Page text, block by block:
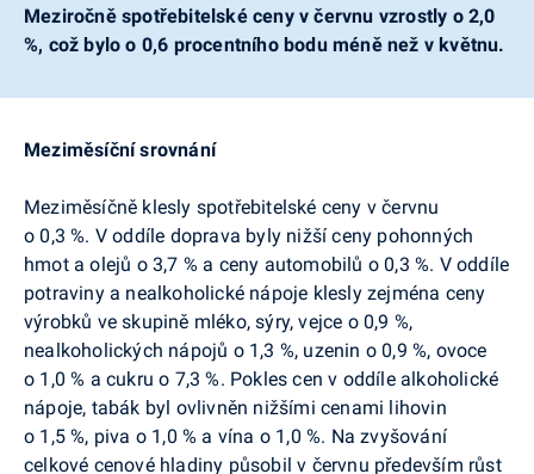
Meziročně spotřebitelské ceny v červnu vzrostly o 2,0
%, což bylo o 0,6 procentního bodu méně než v květnu.
Meziměsíční srovnání
Meziměsíčně klesly spotřebitelské ceny v červnu
o 0,3 %. V oddíle doprava byly nižší ceny pohonných
hmot a olejů o 3,7 % a ceny automobilů o 0,3 %. V oddíle
potraviny a nealkoholické nápoje klesly zejména ceny
výrobků ve skupině mléko, sýry, vejce o 0,9 %,
nealkoholických nápojů o 1,3 %, uzenin o 0,9 %, ovoce
o 1,0 % a cukru o 7,3 %. Pokles cen v oddíle alkoholické
nápoje, tabák byl ovlivněn nižšími cenami lihovin
o 1,5 %, piva o 1,0 % a vína o 1,0 %. Na zvyšování
celkové cenové hladiny působil v červnu především růst